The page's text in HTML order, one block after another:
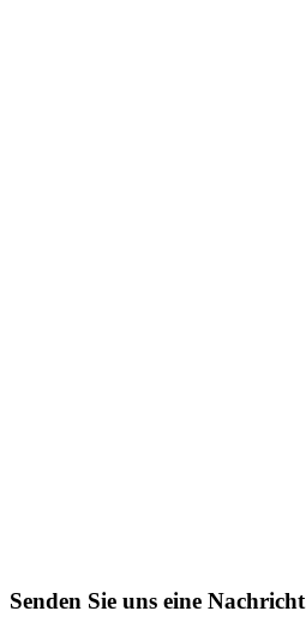
Senden Sie uns eine Nachricht